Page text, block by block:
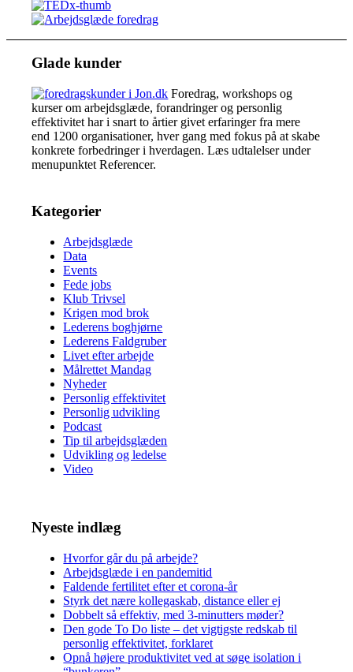
Glade kunder
Foredrag, workshops og
kurser om arbejdsglæde, forandringer og personlig
effektivitet har i snart to årtier givet erfaringer fra mere
end 1200 organisationer, hver gang med fokus på at skabe
konkrete forbedringer i hverdagen. Læs udtalelser under
menupunktet Referencer.
Kategorier
Arbejdsglæde
Data
Events
Fede jobs
Klub Trivsel
Krigen mod brok
Lederens boghjørne
Lederens Faldgruber
Livet efter arbejde
Målrettet Mandag
Nyheder
Personlig effektivitet
Personlig udvikling
Podcast
Tip til arbejdsglæden
Udvikling og ledelse
Video
Nyeste indlæg
Hvorfor går du på arbejde?
Arbejdsglæde i en pandemitid
Faldende fertilitet efter et corona-år
Styrk det nære kollegaskab, distance eller ej
Dobbelt så effektiv, med 3-minutters møder?
Den gode To Do liste – det vigtigste redskab til
personlig effektivitet, forklaret
Opnå højere produktivitet ved at søge isolation i